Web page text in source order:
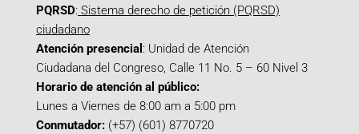
PQRSD: Sistema derecho de petición (PQRSD)
ciudadano
Atención presencial : Unidad de Atención
Ciudadana del Congreso, Calle 11 No. 5 – 60 Nivel 3
Horario de atención al público:
Lunes a Viernes de 8:00 am a 5:00 pm
Conmutador: (+57) (601) 8770720